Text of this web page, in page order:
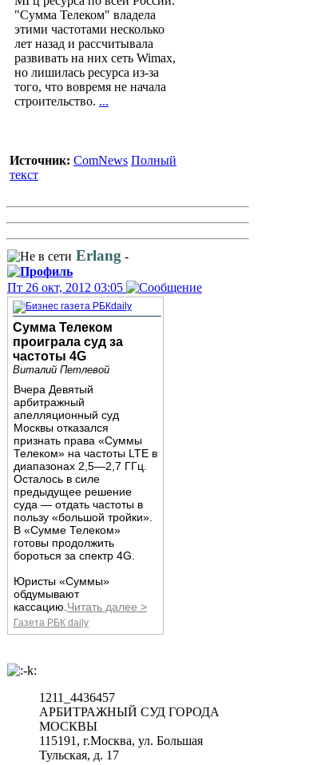
"Сумма Телеком" владела
этими частотами несколько
лет назад и рассчитывала
развивать на них сеть Wimax,
но лишилась ресурса из-за
того, что вовремя не начала
строительство. ...
Источник: ComNews Полный
текст
Erlang -
Пт 26 окт, 2012 03:05
Сумма Телеком
проиграла суд за
частоты 4G
Виталий Петлевой
Вчера Девятый
арбитражный
апелляционный суд
Москвы отказался
признать права «Суммы
Телеком» на частоты LTE в
диапазонах 2,5—2,7 ГГц.
Осталось в силе
предыдущее решение
суда — отдать частоты в
пользу «большой тройки».
В «Сумме Телеком»
готовы продолжить
бороться за спектр 4G.
Юристы «Суммы»
обдумывают
кассацию. Читать далее >
Газета РБК daily
1211_4436457
АРБИТРАЖНЫЙ СУД ГОРОДА
МОСКВЫ
115191, г.Москва, ул. Большая
Тульская, д. 17